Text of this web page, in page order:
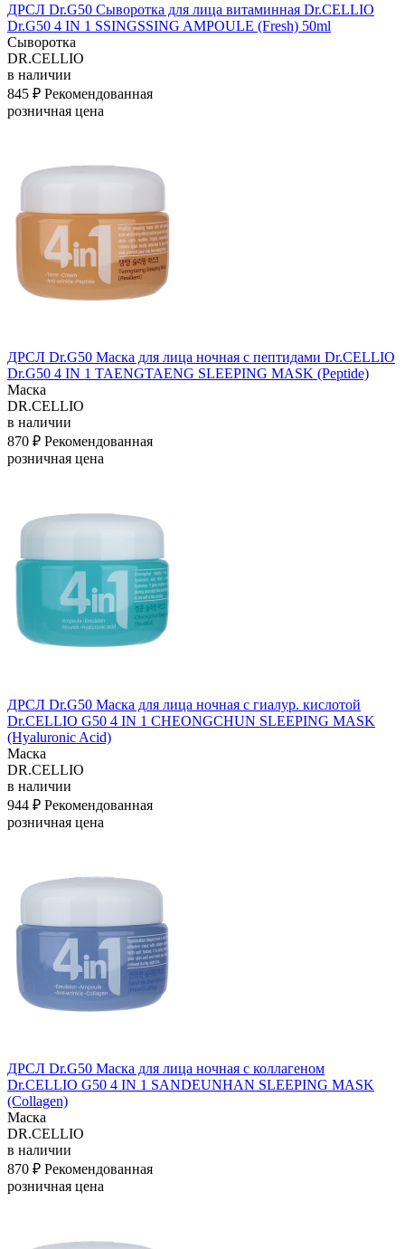
ДРСЛ Dr.G50 Сыворотка для лица витаминная Dr.CELLIO
Dr.G50 4 IN 1 SSINGSSING AMPOULE (Fresh) 50ml
Сыворотка
DR.CELLIO
в наличии
845 ₽ Рекомендованная
розничная цена
ДРСЛ Dr.G50 Маска для лица ночная с пептидами Dr.CELLIO
Dr.G50 4 IN 1 TAENGTAENG SLEEPING MASK (Peptide)
Маска
DR.CELLIO
в наличии
870 ₽ Рекомендованная
розничная цена
ДРСЛ Dr.G50 Маска для лица ночная с гиалур. кислотой
Dr.CELLIO G50 4 IN 1 CHEONGCHUN SLEEPING MASK
(Hyaluronic Acid)
Маска
DR.CELLIO
в наличии
944 ₽ Рекомендованная
розничная цена
ДРСЛ Dr.G50 Маска для лица ночная с коллагеном
Dr.CELLIO G50 4 IN 1 SANDEUNHAN SLEEPING MASK
(Collagen)
Маска
DR.CELLIO
в наличии
870 ₽ Рекомендованная
розничная цена